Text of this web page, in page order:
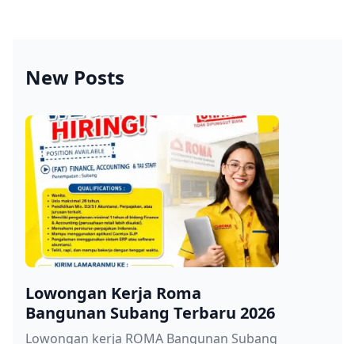
New Posts
Lowongan Kerja Roma
Bangunan Subang Terbaru 2026
Lowongan kerja ROMA Bangunan Subang